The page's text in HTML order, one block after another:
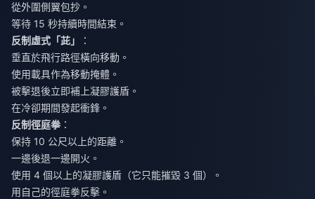
從外圍側翼包抄。
等待 15 秒持續時間結束。
反制虛式「茈」
：
垂直於飛行路徑橫向移動。
使用載具作為移動掩體。
被擊退後立即補上凝膠護盾。
在冷卻期間發起衝鋒。
反制徑庭拳：
保持 10 公尺以上的距離。
一邊後退一邊開火。
使用 4 個以上的凝膠護盾（它只能摧毀 3 個）。
用自己的徑庭拳反擊。